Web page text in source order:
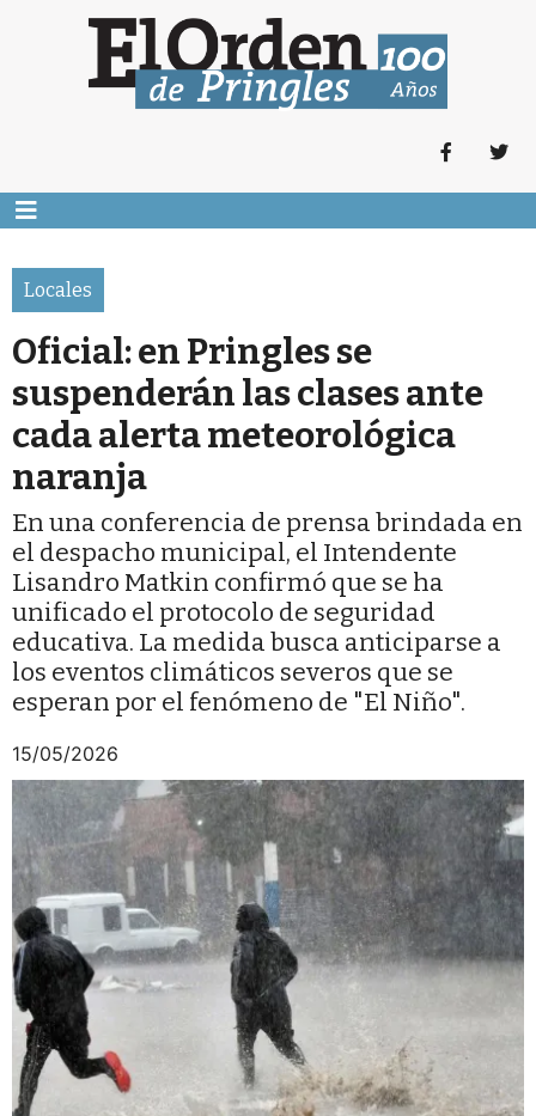
Locales
Oficial: en Pringles se
suspenderán las clases ante
cada alerta meteorológica
naranja
En una conferencia de prensa brindada en
el despacho municipal, el Intendente
Lisandro Matkin confirmó que se ha
unificado el protocolo de seguridad
educativa. La medida busca anticiparse a
los eventos climáticos severos que se
esperan por el fenómeno de "El Niño".
15/05/2026